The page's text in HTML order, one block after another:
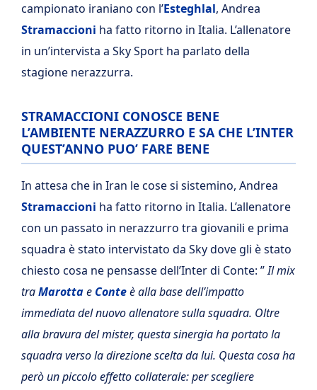
campionato iraniano con l’Esteghlal, Andrea
Stramaccioni ha fatto ritorno in Italia. L’allenatore
in un’intervista a Sky Sport ha parlato della
stagione nerazzurra.
STRAMACCIONI CONOSCE BENE
L’AMBIENTE NERAZZURRO E SA CHE L’INTER
QUEST’ANNO PUO’ FARE BENE
In attesa che in Iran le cose si sistemino, Andrea
Stramaccioni ha fatto ritorno in Italia. L’allenatore
con un passato in nerazzurro tra giovanili e prima
squadra è stato intervistato da Sky dove gli è stato
chiesto cosa ne pensasse dell’Inter di Conte: ”Il mix
traMarottae Conteè alla base dell’impatto
immediata del nuovo allenatore sulla squadra. Oltre
alla bravura del mister, questa sinergia ha portato la
squadra verso la direzione scelta da lui. Questa cosa ha
però un piccolo effetto collaterale: per scegliere